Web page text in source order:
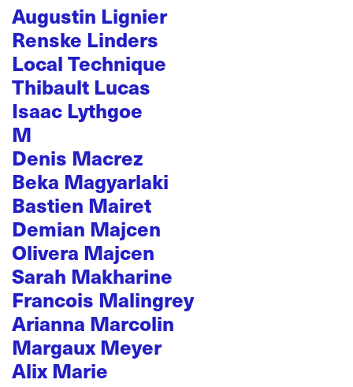
Augustin Lignier
Renske Linders
Local Technique
Thibault Lucas
Isaac Lythgoe
M
Denis Macrez
Beka Magyarlaki
Bastien Mairet
Demian Majcen
Olivera Majcen
Sarah Makharine
Francois Malingrey
Arianna Marcolin
Margaux Meyer
Alix Marie